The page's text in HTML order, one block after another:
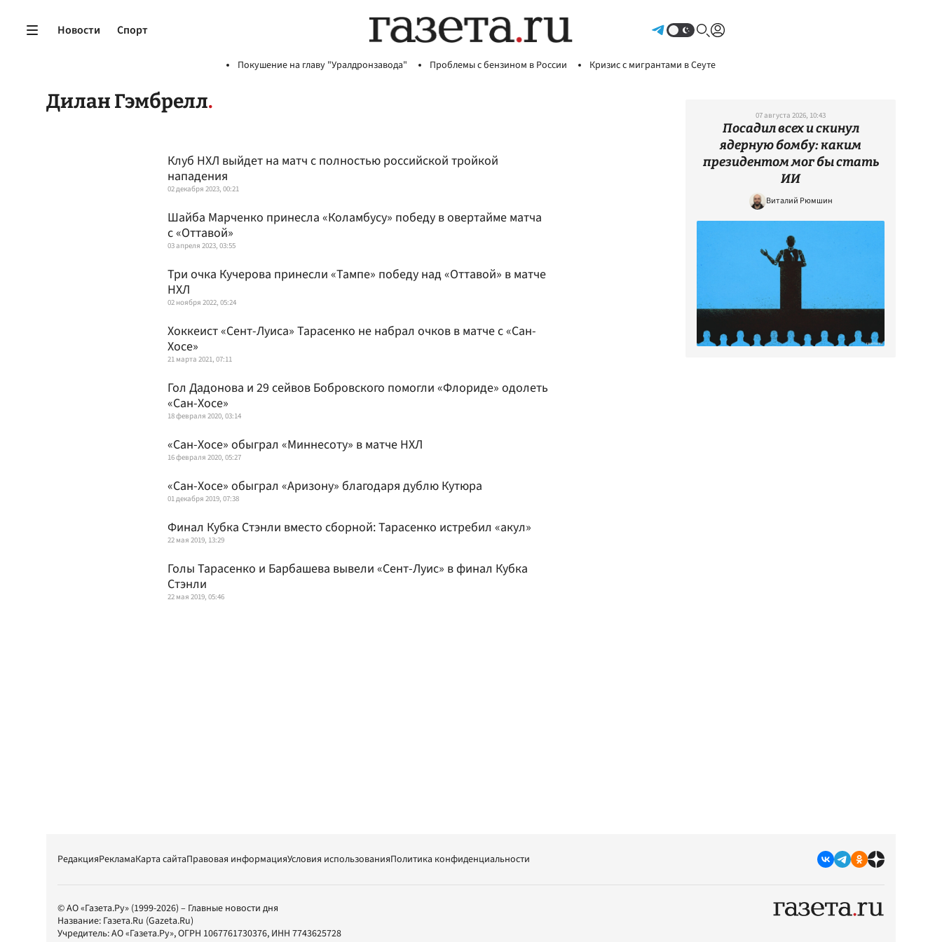
Новости Спорт
Покушение на главу "Уралдронзавода" Проблемы с бензином в России Кризис с мигрантами в Сеуте
Дилан Гэмбрелл
Клуб НХЛ выйдет на матч с полностью российской тройкой
нападения
02 декабря 2023, 00:21
Шайба Марченко принесла «Коламбусу» победу в овертайме матча
с «Оттавой»
03 апреля 2023, 03:55
Три очка Кучерова принесли «Тампе» победу над «Оттавой» в матче
НХЛ
02 ноября 2022, 05:24
Хоккеист «Сент-Луиса» Тарасенко не набрал очков в матче с «Сан-
Хосе»
21 марта 2021, 07:11
Гол Дадонова и 29 сейвов Бобровского помогли «Флориде» одолеть
«Сан-Хосе»
18 февраля 2020, 03:14
«Сан-Хосе» обыграл «Миннесоту» в матче НХЛ
16 февраля 2020, 05:27
«Сан-Хосе» обыграл «Аризону» благодаря дублю Кутюра
01 декабря 2019, 07:38
Финал Кубка Стэнли вместо сборной: Тарасенко истребил «акул»
22 мая 2019, 13:29
Голы Тарасенко и Барбашева вывели «Сент-Луис» в финал Кубка
Стэнли
22 мая 2019, 05:46
07 августа 2026, 10:43
Посадил всех и скинул
ядерную бомбу: каким
президентом мог бы стать
ИИ
Виталий Рюмшин
РедакцияРекламаКарта сайтаПравовая информацияУсловия использованияПолитика конфиденциальности
© АО «Газета.Ру» (1999-2026) – Главные новости дня
Название: Газета.Ru (Gazeta.Ru)
Учредитель:АО «Газета.Ру», ОГРН 1067761730376, ИНН 7743625728